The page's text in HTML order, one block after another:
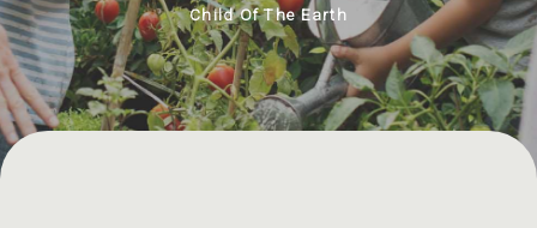
Child Of The Earth